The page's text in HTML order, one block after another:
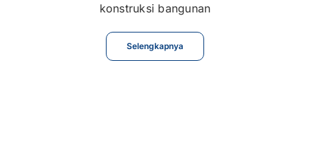
konstruksi bangunan
Selengkapnya